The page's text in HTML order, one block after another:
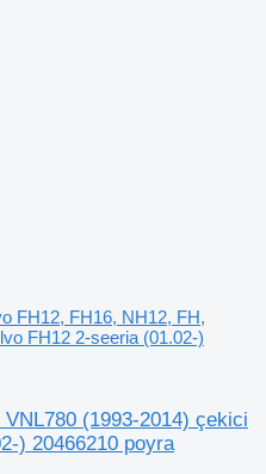
FH12, FH16, NH12, FH,
FH12 2-seeria (01.02-)
(1993-2014) çekici
) 20466210 poyra